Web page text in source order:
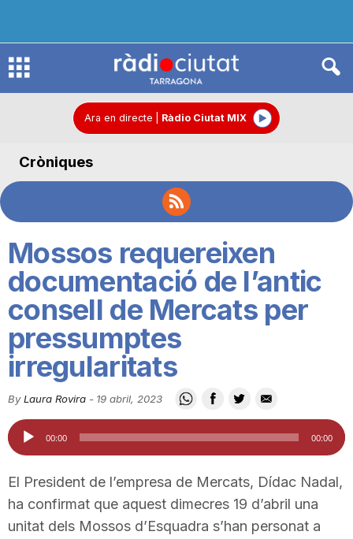
R
d
C
u
a
Ara en directe Ràdio Ciutat MIX
Cròniques
Mossos requereixen
documentació de l’antic
consell de Mercats per
pressumptes
irregularitats
By Laura Rovira - 19 abril, 2023
Reproductor
d'àudio
00:00 00:00
El President de l’empresa de Mercats, Dídac Nadal,
ha confirmat que aquest dimecres 19 d’abril una
unitat dels Mossos d’Esquadra s’han personat a